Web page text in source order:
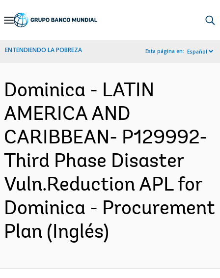
Skip
Navigation
ENTENDIENDO LA POBREZA Esta página en: Español
Dominica - LATIN
AMERICA AND
CARIBBEAN- P129992-
Third Phase Disaster
Vuln.Reduction APL for
Dominica - Procurement
Plan (Inglés)